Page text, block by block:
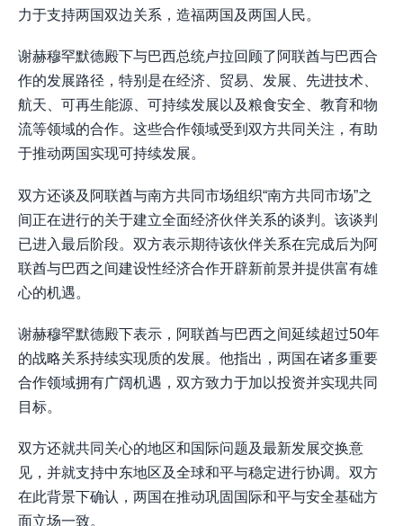
力于支持两国双边关系，造福两国及两国人民。
谢赫穆罕默德殿下与巴西总统卢拉回顾了阿联酋与巴西合
作的发展路径，特别是在经济、贸易、发展、先进技术、
航天、可再生能源、可持续发展以及粮食安全、教育和物
流等领域的合作。这些合作领域受到双方共同关注，有助
于推动两国实现可持续发展。
双方还谈及阿联酋与南方共同市场组织“南方共同市场”之
间正在进行的关于建立全面经济伙伴关系的谈判。该谈判
已进入最后阶段。双方表示期待该伙伴关系在完成后为阿
联酋与巴西之间建设性经济合作开辟新前景并提供富有雄
心的机遇。
谢赫穆罕默德殿下表示，阿联酋与巴西之间延续超过50年
的战略关系持续实现质的发展。他指出，两国在诸多重要
合作领域拥有广阔机遇，双方致力于加以投资并实现共同
目标。
双方还就共同关心的地区和国际问题及最新发展交换意
见，并就支持中东地区及全球和平与稳定进行协调。双方
在此背景下确认，两国在推动巩固国际和平与安全基础方
面立场一致。